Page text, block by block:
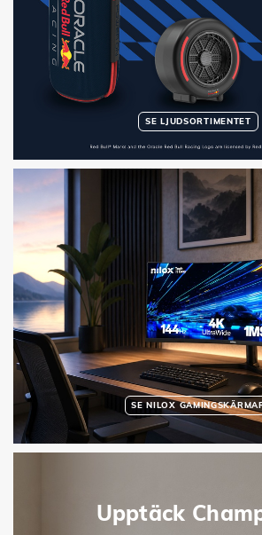
SE LJUDSORTIMENTET
SE NILOX
Upptäck